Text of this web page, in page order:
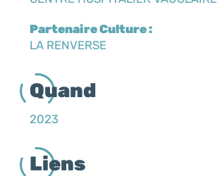
Partenaire Culture :
LA RENVERSE
Quand
2023
Liens